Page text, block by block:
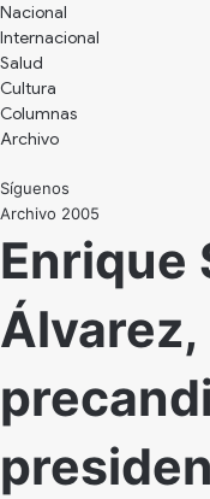
Nacional
Internacional
Salud
Cultura
Archivo
Síguenos
Archivo 2005
Enrique
Álvarez,